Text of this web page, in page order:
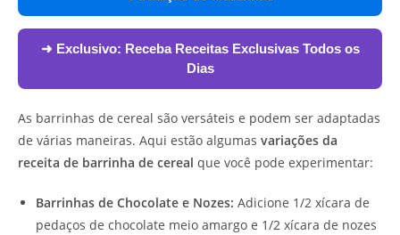
➜ Exclusivo: Receba Receitas Exclusivas Todos os
Dias
As barrinhas de cereal são versáteis e podem ser adaptadas
de várias maneiras. Aqui estão algumas variações da
receita de barrinha de cereal que você pode experimentar:
Barrinhas de Chocolate e Nozes: Adicione 1/2 xícara de
pedaços de chocolate meio amargo e 1/2 xícara de nozes